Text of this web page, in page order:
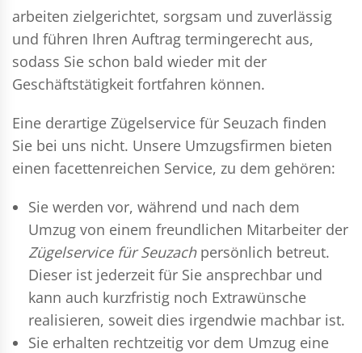
arbeiten zielgerichtet, sorgsam und zuverlässig
und führen Ihren Auftrag termingerecht aus,
sodass Sie schon bald wieder mit der
Geschäftstätigkeit fortfahren können.
Eine derartige Zügelservice für Seuzach finden
Sie bei uns nicht. Unsere Umzugsfirmen bieten
einen facettenreichen Service, zu dem gehören:
Sie werden vor, während und nach dem
Umzug von einem freundlichen Mitarbeiter der
Zügelservice für Seuzachpersönlich betreut.
Dieser ist jederzeit für Sie ansprechbar und
kann auch kurzfristig noch Extrawünsche
realisieren, soweit dies irgendwie machbar ist.
Sie erhalten rechtzeitig vor dem Umzug eine